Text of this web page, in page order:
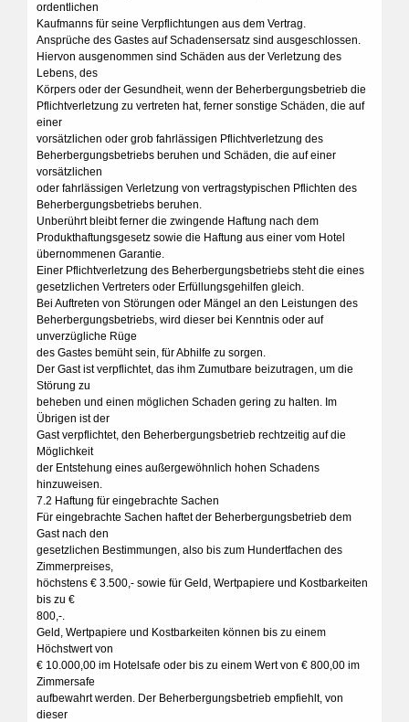
ordentlichen
Kaufmanns für seine Verpflichtungen aus dem Vertrag.
Ansprüche des Gastes auf Schadensersatz sind ausgeschlossen.
Hiervon ausgenommen sind Schäden aus der Verletzung des
Lebens, des
Körpers oder der Gesundheit, wenn der Beherbergungsbetrieb die
Pflichtverletzung zu vertreten hat, ferner sonstige Schäden, die auf
einer
vorsätzlichen oder grob fahrlässigen Pflichtverletzung des
Beherbergungsbetriebs beruhen und Schäden, die auf einer
vorsätzlichen
oder fahrlässigen Verletzung von vertragstypischen Pflichten des
Beherbergungsbetriebs beruhen.
Unberührt bleibt ferner die zwingende Haftung nach dem
Produkthaftungsgesetz sowie die Haftung aus einer vom Hotel
übernommenen Garantie.
Einer Pflichtverletzung des Beherbergungsbetriebs steht die eines
gesetzlichen Vertreters oder Erfüllungsgehilfen gleich.
Bei Auftreten von Störungen oder Mängel an den Leistungen des
Beherbergungsbetriebs, wird dieser bei Kenntnis oder auf
unverzügliche Rüge
des Gastes bemüht sein, für Abhilfe zu sorgen.
Der Gast ist verpflichtet, das ihm Zumutbare beizutragen, um die
Störung zu
beheben und einen möglichen Schaden gering zu halten. Im
Übrigen ist der
Gast verpflichtet, den Beherbergungsbetrieb rechtzeitig auf die
Möglichkeit
der Entstehung eines außergewöhnlich hohen Schadens
hinzuweisen.
7.2 Haftung für eingebrachte Sachen
Für eingebrachte Sachen haftet der Beherbergungsbetrieb dem
Gast nach den
gesetzlichen Bestimmungen, also bis zum Hundertfachen des
Zimmerpreises,
höchstens € 3.500,- sowie für Geld, Wertpapiere und Kostbarkeiten
bis zu €
800,-.
Geld, Wertpapiere und Kostbarkeiten können bis zu einem
Höchstwert von
€ 10.000,00 im Hotelsafe oder bis zu einem Wert von € 800,00 im
Zimmersafe
aufbewahrt werden. Der Beherbergungsbetrieb empfiehlt, von
dieser